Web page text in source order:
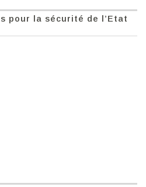
pour la sécurité de l’Etat